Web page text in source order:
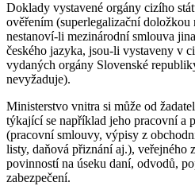
Doklady vystavené orgány cizího
ověřením (superlegalizační
nestanoví-li mezinárodní smlouva
českého jazyka, jsou-li vystaveny v
vydaných orgány Slovenské
nevyžaduje).
Ministerstvo vnitra si může od
týkající se například jeho pracovní a
(pracovní smlouvy, výpisy z
listy, daňová přiznání aj.), veřejného
povinností na úseku daní, odvodů,
zabezpečení.